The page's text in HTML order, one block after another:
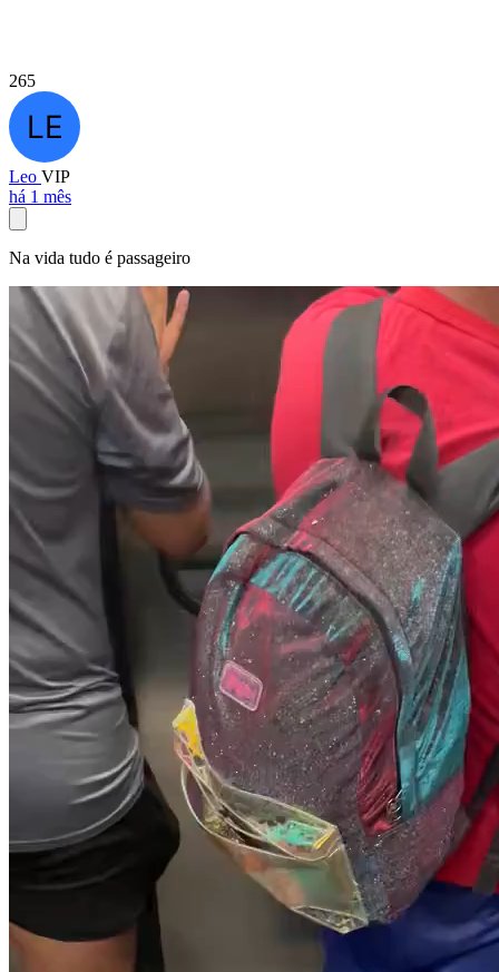
265
Leo VIP
há 1 mês
Na vida tudo é passageiro